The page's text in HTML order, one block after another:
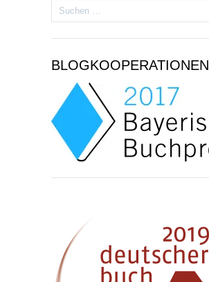
Suchen
nach:
BLOGKOOPERATIONEN